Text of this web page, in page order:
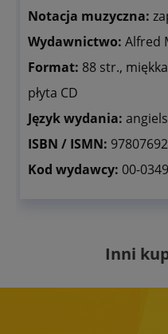
Notacja muzyczna:
Wydawnictwo: Alfred
Format: 88 str.,
płyta CD
Język wydania:
ISBN / ISMN:
Kod wydawcy: 00-
Inni